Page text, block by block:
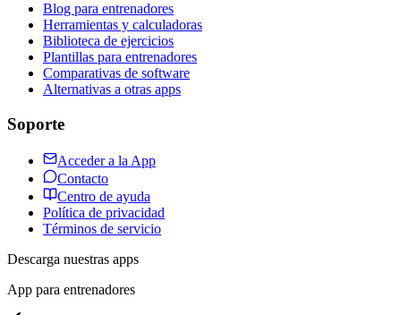
Blog para entrenadores
Herramientas y calculadoras
Biblioteca de ejercicios
Plantillas para entrenadores
Comparativas de software
Alternativas a otras apps
Soporte
Acceder a la App
Contacto
Centro de ayuda
Política de privacidad
Términos de servicio
Descarga nuestras apps
App para entrenadores